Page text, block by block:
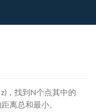
，找到N个点其中的
离总和最小。